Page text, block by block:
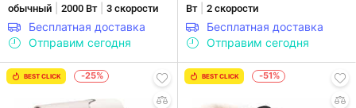
обычный 2000 Вт| 3 скорости
Бесплатная доставка
Отправим сегодня
Вт| 2 скорости
Бесплатная доставка
Отправим сегодня
BEST CLICK -25% BEST CLICK -51%